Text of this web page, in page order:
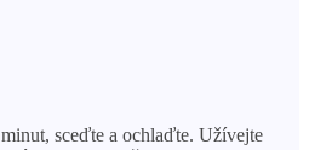
sceďte a ochlaďte. Užívejte